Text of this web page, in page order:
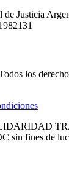
Justicia
los
sin fines de